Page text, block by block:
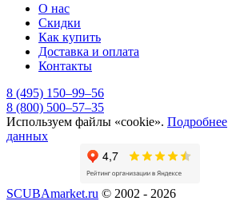
О нас
Скидки
Как купить
Доставка и оплата
Контакты
8 (495) 150–99–56
8 (800) 500–57–35
Используем файлы «cookie». Подробнее
данных
SCUBAmarket.ru © 2002 - 2026